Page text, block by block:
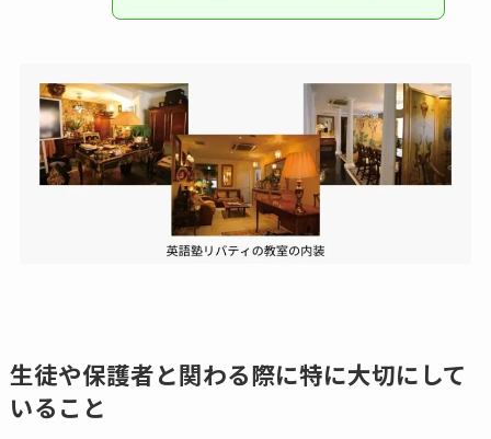
生徒や保護者と関わる際に特に大切にして
いること